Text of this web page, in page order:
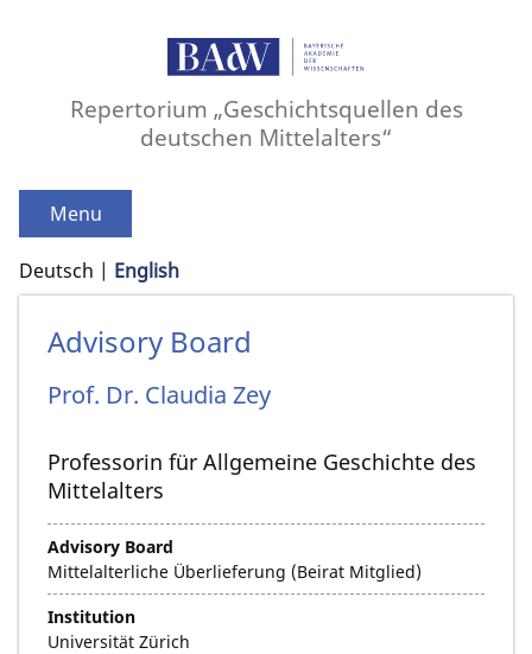
Repertorium „Geschichtsquellen des
deutschen Mittelalters“
Menu
Deutsch English
Advisory Board
Prof. Dr. Claudia Zey
Professorin für Allgemeine Geschichte des
Mittelalters
Advisory Board
Mittelalterliche Überlieferung (Beirat Mitglied)
Institution
Universität Zürich